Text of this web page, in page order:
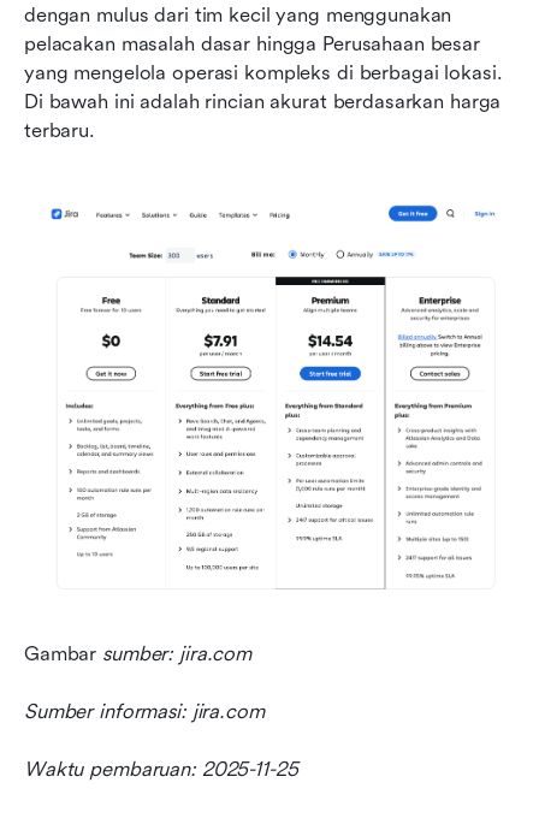
dengan mulus dari tim kecil yang menggunakan
pelacakan masalah dasar hingga Perusahaan besar
yang mengelola operasi kompleks di berbagai lokasi.
Di bawah ini adalah rincian akurat berdasarkan harga
terbaru.
Gambar sumber: jira.com
Sumber informasi: jira.com
Waktu pembaruan: 2025-11-25